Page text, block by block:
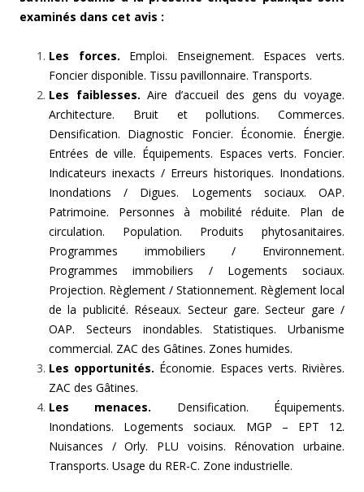
examinés dans cet avis :
Les forces. Emploi. Enseignement. Espaces verts.
Foncier disponible. Tissu pavillonnaire. Transports.
Les faiblesses. Aire d’accueil des gens du voyage.
Architecture. Bruit et pollutions. Commerces.
Densification. Diagnostic Foncier. Économie. Énergie.
Entrées de ville. Équipements. Espaces verts. Foncier.
Indicateurs inexacts / Erreurs historiques. Inondations.
Inondations / Digues. Logements sociaux. OAP.
Patrimoine. Personnes à mobilité réduite. Plan de
circulation. Population. Produits phytosanitaires.
Programmes immobiliers / Environnement.
Programmes immobiliers / Logements sociaux.
Projection. Règlement / Stationnement. Règlement local
de la publicité. Réseaux. Secteur gare. Secteur gare /
OAP. Secteurs inondables. Statistiques. Urbanisme
commercial. ZAC des Gâtines. Zones humides.
Les opportunités. Économie. Espaces verts. Rivières.
ZAC des Gâtines.
Les menaces. Densification. Équipements.
Inondations. Logements sociaux. MGP – EPT 12.
Nuisances / Orly. PLU voisins. Rénovation urbaine.
Transports. Usage du RER-C. Zone industrielle.